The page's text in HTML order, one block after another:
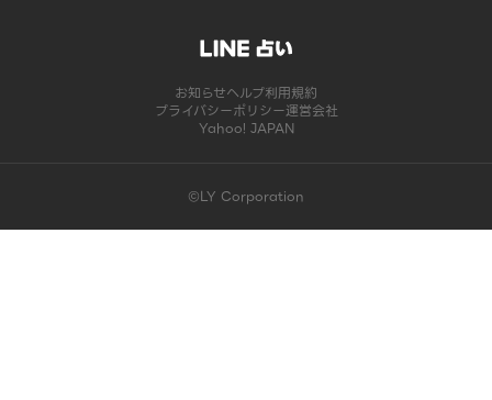
お知らせヘルプ利用規約
プライバシーポリシー運営会社
Yahoo! JAPAN
©LY Corporation
このコンテンツは掲載が終了しました | LINE占い